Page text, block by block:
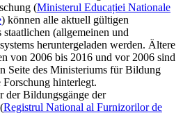
(Ministerul Educației Nationale
) können alle aktuell gültigen
staatlichen (allgemeinen und
heruntergeladen werden. Ältere
von 2006 bis 2016 und vor 2006 sind
Seite des Ministeriums für Bildung
hinterlegt.
der Bildungsgänge der
Registrul National al Furnizorilor de